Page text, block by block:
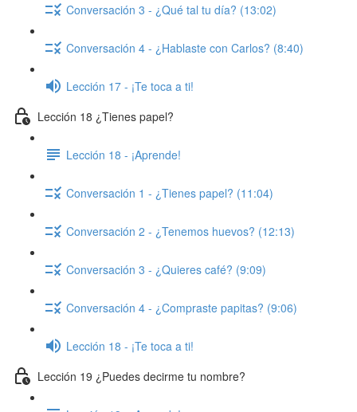
Conversación 3 - ¿Qué tal tu día? (13:02)
Conversación 4 - ¿Hablaste con Carlos? (8:40)
Lección 17 - ¡Te toca a ti!
Lección 18 ¿Tienes papel?
Lección 18 - ¡Aprende!
Conversación 1 - ¿Tienes papel? (11:04)
Conversación 2 - ¿Tenemos huevos? (12:13)
Conversación 3 - ¿Quieres café? (9:09)
Conversación 4 - ¿Compraste papitas? (9:06)
Lección 18 - ¡Te toca a ti!
Lección 19 ¿Puedes decirme tu nombre?